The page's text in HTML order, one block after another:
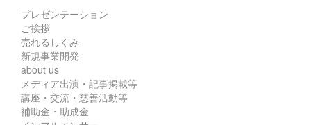
プレゼンテーション
ご挨拶
売れるしくみ
新規事業開発
about us
メディア出演・記事掲載等
講座・交流・慈善活動等
補助金・助成金